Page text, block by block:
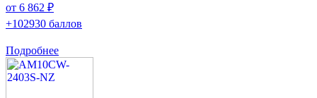
от 6 862 ₽
+102930 баллов
Подробнее